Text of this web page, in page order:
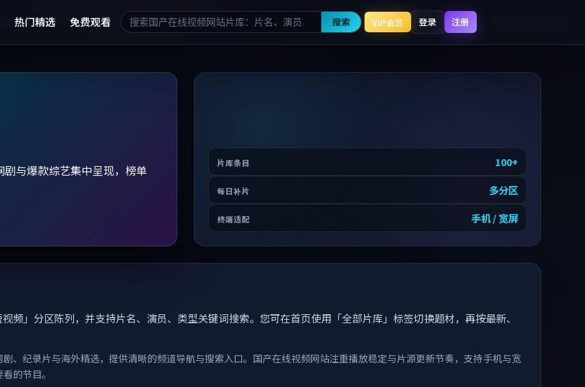
热门精选 免费观看 搜索 VIP会员 登录 注册
与爆款综艺集中呈现，榜单
片库条目 100+
每日补片 多分区
终端适配 手机 / 宽屏
频」分区陈列，并支持片名、演员、类型关键词搜索。您可在首页使用「全部片库」标签切换题材，再按最新、
、纪录片与海外精选，提供清晰的频道导航与搜索入口。国产在线视频网站注重播放稳定与片源更新节奏，支持手机与宽
的节目。